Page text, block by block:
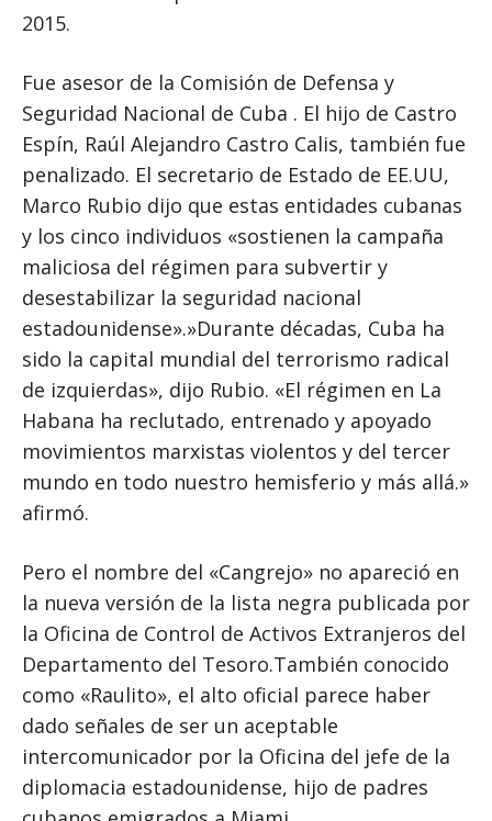
2015.
Fue asesor de la Comisión de Defensa y
Seguridad Nacional de Cuba . El hijo de Castro
Espín, Raúl Alejandro Castro Calis, también fue
penalizado. El secretario de Estado de EE.UU,
Marco Rubio dijo que estas entidades cubanas
y los cinco individuos «sostienen la campaña
maliciosa del régimen para subvertir y
desestabilizar la seguridad nacional
estadounidense».»Durante décadas, Cuba ha
sido la capital mundial del terrorismo radical
de izquierdas», dijo Rubio. «El régimen en La
Habana ha reclutado, entrenado y apoyado
movimientos marxistas violentos y del tercer
mundo en todo nuestro hemisferio y más allá.»
afirmó.
Pero el nombre del «Cangrejo» no apareció en
la nueva versión de la lista negra publicada por
la Oficina de Control de Activos Extranjeros del
Departamento del Tesoro.También conocido
como «Raulito», el alto oficial parece haber
dado señales de ser un aceptable
intercomunicador por la Oficina del jefe de la
diplomacia estadounidense, hijo de padres